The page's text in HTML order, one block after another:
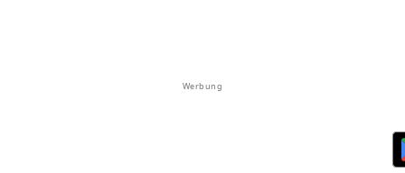
Werbung